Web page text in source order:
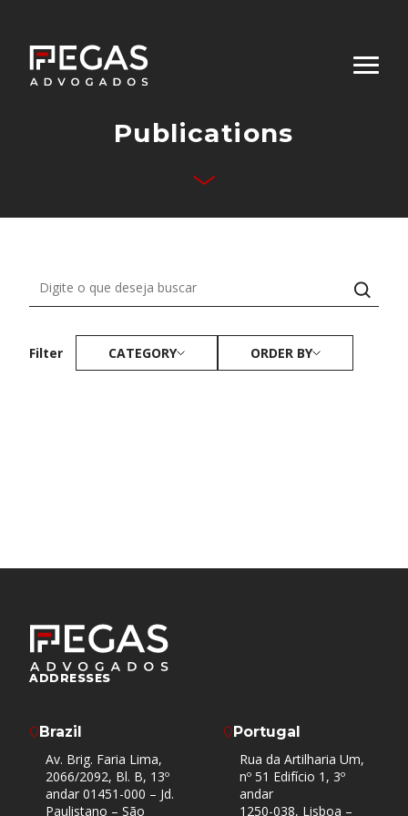
Publications
Contact
Publications
Filter CATEGORY ORDER BY
ADDRESSES
Brazil
Av. Brig. Faria Lima,
2066/2092, Bl. B, 13º
andar 01451-000 – Jd.
Paulistano – São
Portugal
Rua da Artilharia Um,
nº 51 Edifício 1, 3º
andar
1250-038, Lisboa –